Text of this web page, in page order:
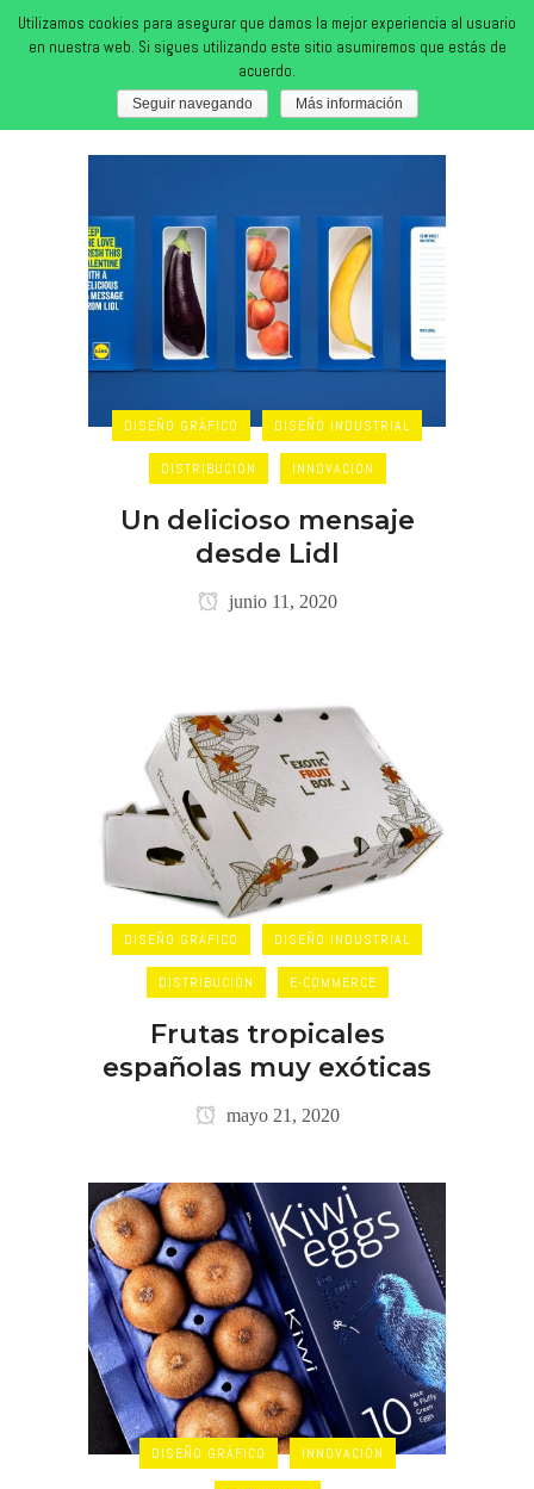
Diseño Gráfico
DISEÑO GRÁFICO DISEÑO INDUSTRIAL
DISTRIBUCIÓN INNOVACIÓN
Un delicioso mensaje
desde Lidl
junio 11, 2020
DISEÑO GRÁFICO DISEÑO INDUSTRIAL
DISTRIBUCIÓN E-COMMERCE
Frutas tropicales
españolas muy exóticas
mayo 21, 2020
DISEÑO GRÁFICO INNOVACIÓN
Utilizamos cookies para asegurar que damos la mejor experiencia al usuario
en nuestra web. Si sigues utilizando este sitio asumiremos que estás de
acuerdo.
Seguir navegando Más información